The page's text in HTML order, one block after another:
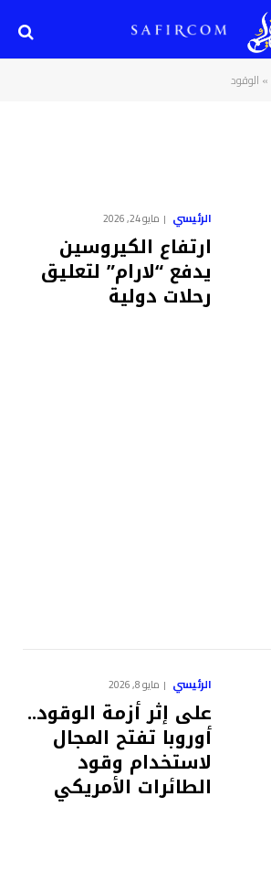
» الوقود
الرئيسي مايو 24, 2026
ارتفاع الكيروسين
يدفع “لارام” لتعليق
رحلات دولية
الرئيسي مايو 8, 2026
على إثر أزمة الوقود..
أوروبا تفتح المجال
لاستخدام وقود
الطائرات الأمريكي